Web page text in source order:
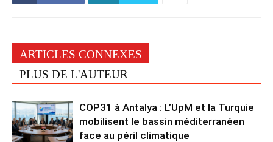
ARTICLES CONNEXES
PLUS DE L'AUTEUR
COP31 à Antalya : L’UpM et la Turquie
mobilisent le bassin méditerranéen
face au péril climatique